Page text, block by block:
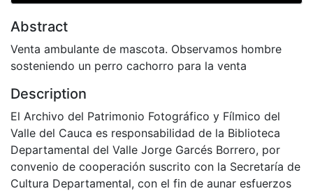
Abstract
Venta ambulante de mascota. Observamos hombre
sosteniendo un perro cachorro para la venta
Description
El Archivo del Patrimonio Fotográfico y Fílmico del
Valle del Cauca es responsabilidad de la Biblioteca
Departamental del Valle Jorge Garcés Borrero, por
convenio de cooperación suscrito con la Secretaría de
Cultura Departamental, con el fin de aunar esfuerzos